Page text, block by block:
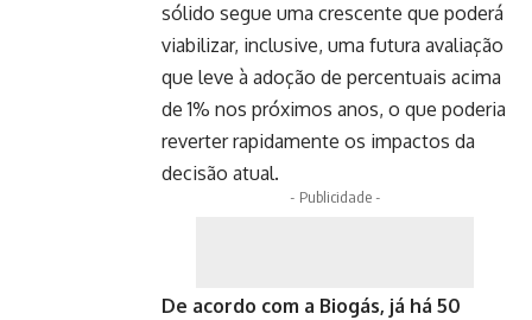
sólido segue uma crescente que poderá
viabilizar, inclusive, uma futura avaliação
que leve à adoção de percentuais acima
de 1% nos próximos anos, o que poderia
reverter rapidamente os impactos da
decisão atual.
- Publicidade -
De acordo com a Biogás, já há 50